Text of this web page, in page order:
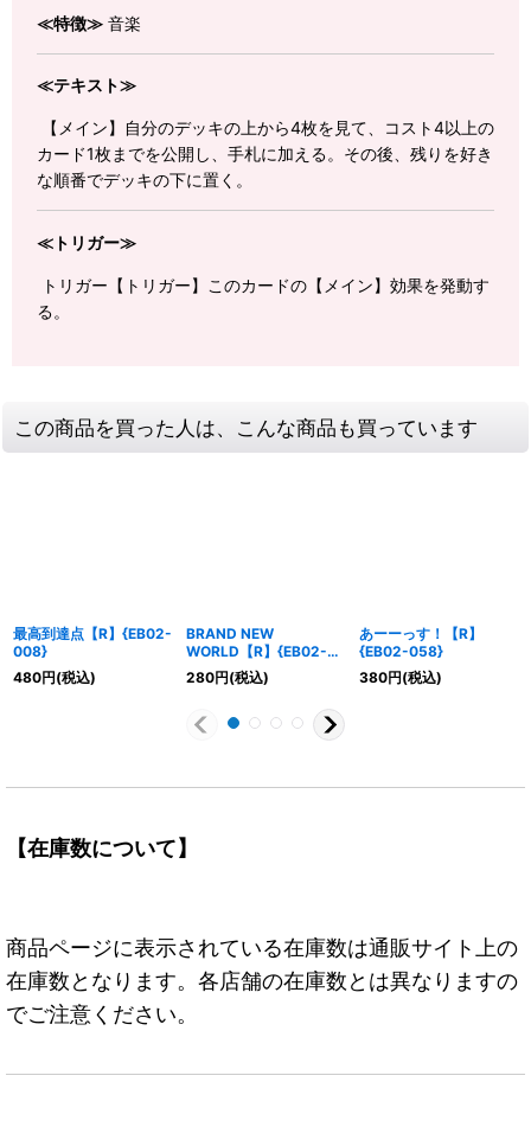
≪特徴≫ 音楽
≪テキスト≫
【メイン】自分のデッキの上から4枚を見て、コスト4以上の
カード1枚までを公開し、手札に加える。その後、残りを好き
な順番でデッキの下に置く。
≪トリガー≫
トリガー【トリガー】このカードの【メイン】効果を発動す
る。
この商品を買った人は、こんな商品も買っています
最高到達点【R】{EB02-
008}
480円(税込)
BRAND NEW
WORLD【R】{EB02-
040}
280円(税込)
あーーっす！【R】
{EB02-058}
380円(税込)
【在庫数について】
商品ページに表示されている在庫数は通販サイト上の
在庫数となります。各店舗の在庫数とは異なりますの
でご注意ください。